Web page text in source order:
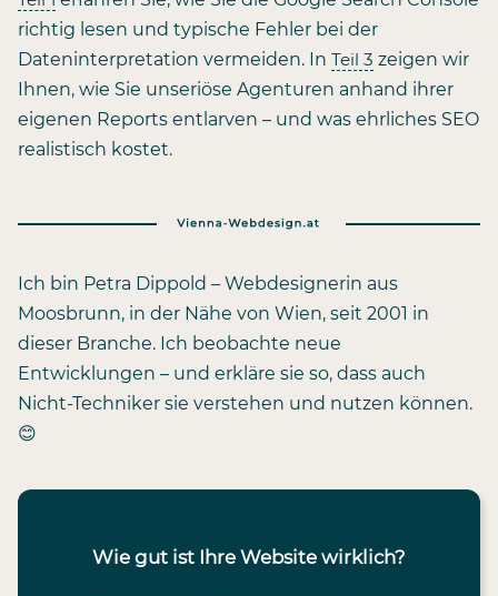
richtig lesen und typische Fehler bei der
Dateninterpretation vermeiden. In Teil 3 zeigen wir
Ihnen, wie Sie unseriöse Agenturen anhand ihrer
eigenen Reports entlarven – und was ehrliches SEO
realistisch kostet.
Ich bin Petra Dippold – Webdesignerin aus
Moosbrunn, in der Nähe von Wien, seit 2001 in
dieser Branche. Ich beobachte neue
Entwicklungen – und erkläre sie so, dass auch
Nicht-Techniker sie verstehen und nutzen können.
😊
Wie gut ist Ihre Website wirklich?